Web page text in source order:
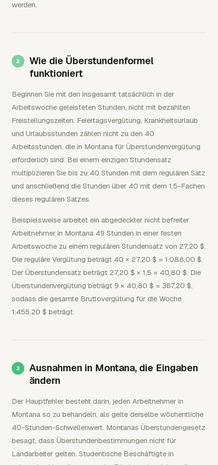
werden.
Wie die Überstundenformel
funktioniert
Beginnen Sie mit den insgesamt tatsächlich in der
Arbeitswoche geleisteten Stunden, nicht mit bezahlten
Freistellungszeiten. Feiertagsvergütung, Krankheitsurlaub
und Urlaubsstunden zählen nicht zu den 40
Arbeitsstunden, die in Montana für Überstundenvergütung
erforderlich sind. Bei einem einzigen Stundensatz
multiplizieren Sie bis zu 40 Stunden mit dem regulären Satz
und anschließend die Stunden über 40 mit dem 1,5-Fachen
dieses regulären Satzes.
Beispielsweise arbeitet ein abgedeckter nicht befreiter
Arbeitnehmer in Montana 49 Stunden in einer festen
Arbeitswoche zu einem regulären Stundensatz von 27,20 $.
Die reguläre Vergütung beträgt 40 × 27,20 $ = 1.088,00 $.
Der Überstundensatz beträgt 27,20 $ × 1,5 = 40,80 $. Die
Überstundenvergütung beträgt 9 × 40,80 $ = 367,20 $,
sodass die gesamte Bruttovergütung für die Woche
1.455,20 $ beträgt.
Ausnahmen in Montana, die Eingaben
ändern
Der Hauptfehler besteht darin, jeden Arbeitnehmer in
Montana so zu behandeln, als gelte derselbe wöchentliche
40-Stunden-Schwellenwert. Montanas Überstundengesetz
besagt, dass Überstundenbestimmungen nicht für
Landarbeiter gelten. Studentische Beschäftigte in